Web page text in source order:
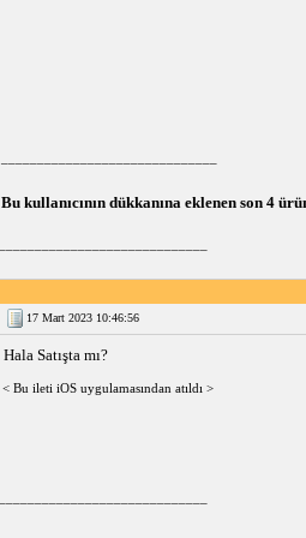
Bu kullanıcının dükkanına eklenen son 4
17 Mart 2023 10:46:56
Hala Satışta mı?
< Bu ileti iOS uygulamasından atıldı >